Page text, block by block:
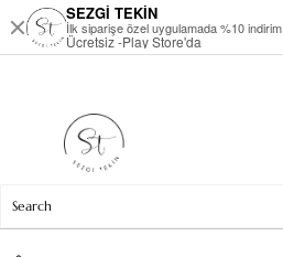
SEZGİ TEKİN
İlk siparişe özel uygulamada %10 indirim
Ücretsiz -Play Store'da